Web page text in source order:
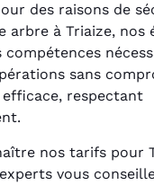
des raisons de
arbre à Triaize, nos
compétences
sans
respectant
nos tarifs pour
vous